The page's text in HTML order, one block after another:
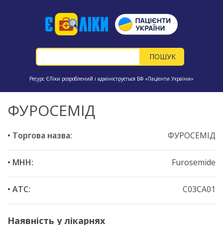
Ресурс ЄЛіки розроблений і адмініструється БФ «Пацієнти України»
ФУРОСЕМІД
• Торгова назва: ФУРОСЕМІД
• МНН: Furosemide
• ATC: C03CA01
Наявність у лікарнях